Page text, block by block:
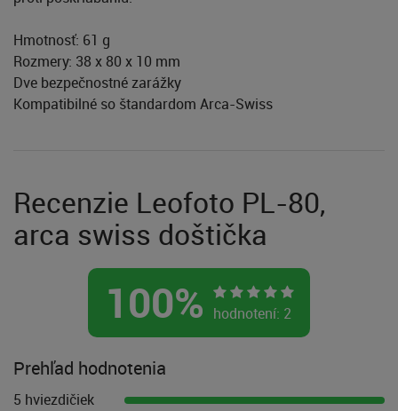
Hmotnosť: 61 g
Rozmery: 38 x 80 x 10 mm
Dve bezpečnostné zarážky
Kompatibilné so štandardom Arca-Swiss
Recenzie Leofoto PL-80,
arca swiss doštička
100% hodnotení: 2
Prehľad hodnotenia
5 hviezdičiek